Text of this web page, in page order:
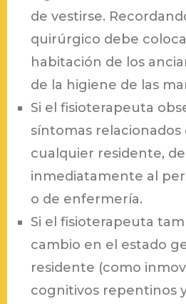
de vestirse.
quirúrgico debe
habitación de los
de la higiene de las
Si el fisioterapeuta
síntomas relacionados
cualquier residente,
inmediatamente al
o de enfermería.
Si el fisioterapeuta
cambio en el estado
residente (como
cognitivos repentinos